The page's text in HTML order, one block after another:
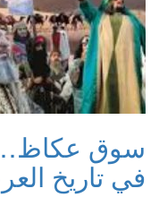
سوق عكاظ…
في تاريخ العرب